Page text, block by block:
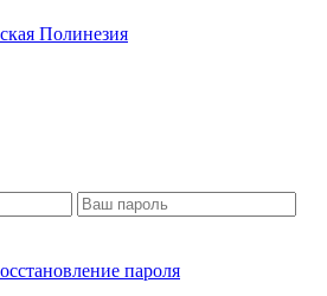
Полинезия
пароля